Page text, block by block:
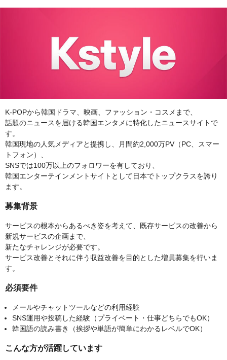
K-POPから韓国ドラマ、映画、ファッション・コスメまで、
話題のニュースを届ける韓国エンタメに特化したニュースサイトで
す。
韓国現地の人気メディアと提携し、月間約2,000万PV（PC、スマー
トフォン）、
SNSでは100万以上のフォロワーを有しており、
韓国エンターテインメントサイトとして日本でトップクラスを誇り
ます。
募集背景
サービスの根本からあるべき姿を考えて、既存サービスの改善から
新規サービスの企画まで、
新たなチャレンジが必要です。
サービス改善とそれに伴う収益改善を目的とした増員募集を行いま
す。
必須要件
メールやチャットツールなどの利用経験
SNS運用や投稿した経験（プライベート・仕事どちらでもOK）
韓国語の読み書き（挨拶や単語が簡単にわかるレベルでOK）
こんな方が活躍しています